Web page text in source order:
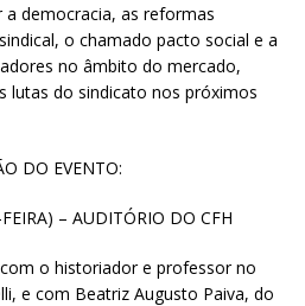
democracia, as reformas
o chamado pacto social e a
no âmbito do mercado,
lutas do sindicato nos próximos
DO EVENTO:
– AUDITÓRIO DO CFH
o historiador e professor no
e com Beatriz Augusto Paiva, do